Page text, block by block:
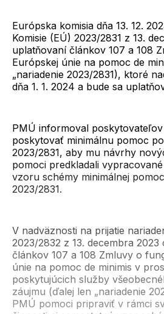
Európska komisia dňa 13. 12.
Komisie (EÚ) 2023/2831 z 13.
uplatňovaní článkov 107 a 108
Európskej únie na pomoc de
„nariadenie 2023/2831), ktoré
dňa 1. 1. 2024 a bude sa
PMÚ informoval
poskytovať minimálnu pomoc
2023/2831, aby mu návrhy
pomoci predkladali
vzoru schémy minimálnej
2023/2831.
V nadväznosti na prijatie
2023/2832 z 13. decembra
článkov 107 a 108 Zmluvy o
únie na pomoc de minimis v
poskytujúcich služby
záujmu (ďalej len „nariadenie
PMÚ pomoci pripraviť v rámci